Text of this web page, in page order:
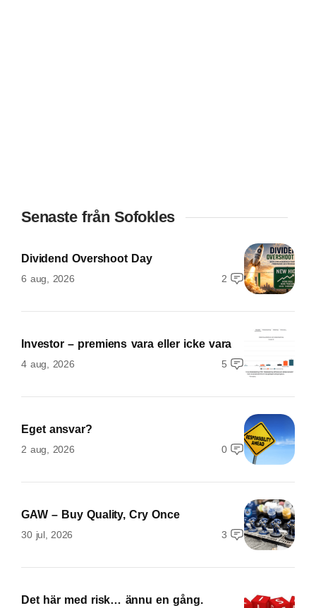
Senaste från Sofokles
Dividend Overshoot Day
6 aug, 2026 2
Investor – premiens vara eller icke vara
4 aug, 2026 5
Eget ansvar?
2 aug, 2026 0
GAW – Buy Quality, Cry Once
30 jul, 2026 3
Det här med risk… ännu en gång.